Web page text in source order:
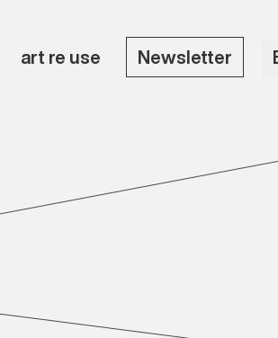
art re use Newsletter